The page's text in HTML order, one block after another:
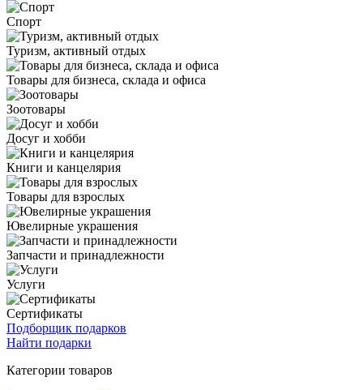
Спорт
Туризм, активный отдых
Товары для бизнеса, склада и офиса
Зоотовары
Досуг и хобби
Книги и канцелярия
Товары для взрослых
Ювелирные украшения
Запчасти и принадлежности
Услуги
Сертификаты
Подборщик подарков
Найти подарки
Категории товаров